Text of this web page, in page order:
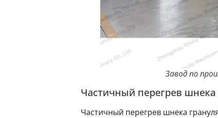
Завод по
Частичный перегрев
Частичный перегрев шнека